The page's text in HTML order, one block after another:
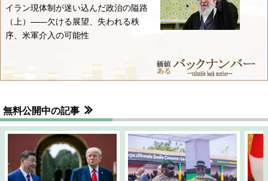
イラン現体制が迷い込んだ政治の隘路
（上）――欠ける展望、失われる秩
序、米軍介入の可能性
無料公開中の記事